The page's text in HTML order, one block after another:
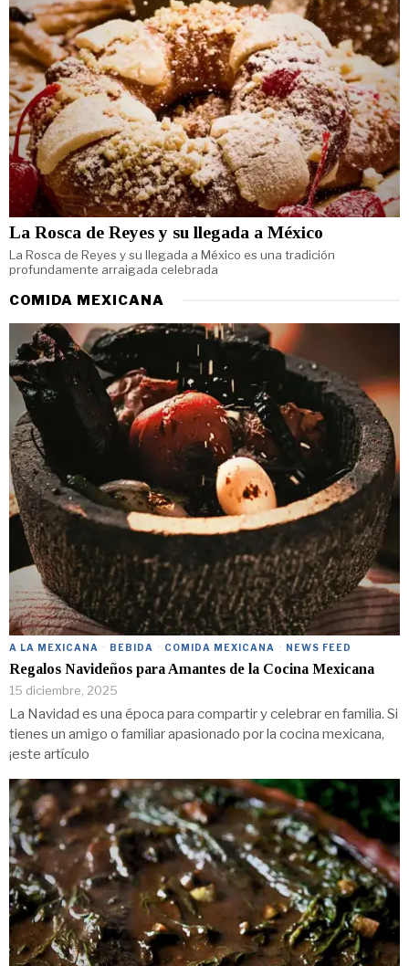
La Rosca de Reyes y su llegada a México
La Rosca de Reyes y su llegada a México es una tradición
profundamente arraigada celebrada
COMIDA MEXICANA
A LA MEXICANA · BEBIDA · COMIDA MEXICANA · NEWS FEED
Regalos Navideños para Amantes de la Cocina Mexicana
15 diciembre, 2025
La Navidad es una época para compartir y celebrar en familia. Si
tienes un amigo o familiar apasionado por la cocina mexicana,
¡este artículo